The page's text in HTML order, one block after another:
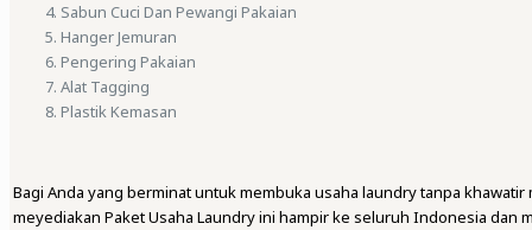
Sabun Cuci Dan Pewangi Pakaian
Hanger Jemuran
Pengering Pakaian
Alat Tagging
Plastik Kemasan
Bagi Anda yang berminat untuk membuka usaha laundry tanpa
meyediakan Paket Usaha Laundry ini hampir ke seluruh Indonesia dan